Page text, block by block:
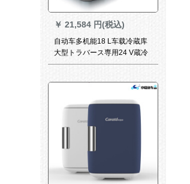
￥ 21,584 円(税込)
自动车多机能18 L车载冷蔵库
大型トラバース専用24 V蔵冷
鲜度屋外旅行総裁距离便利小